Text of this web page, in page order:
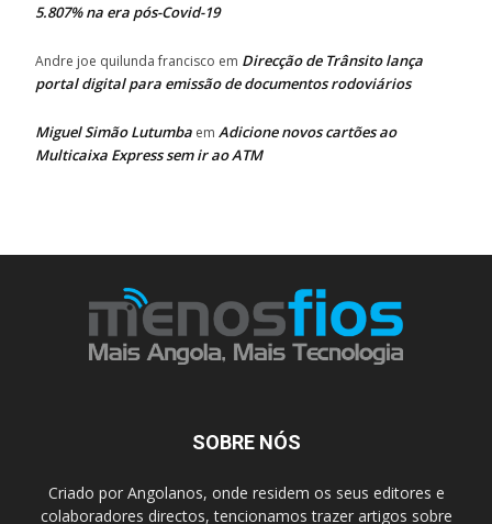
5.807% na era pós-Covid-19
Andre joe quilunda francisco em Direcção de Trânsito lança
portal digital para emissão de documentos rodoviários
Miguel Simão Lutumba em Adicione novos cartões ao
Multicaixa Express sem ir ao ATM
SOBRE NÓS
Criado por Angolanos, onde residem os seus editores e
colaboradores directos, tencionamos trazer artigos sobre